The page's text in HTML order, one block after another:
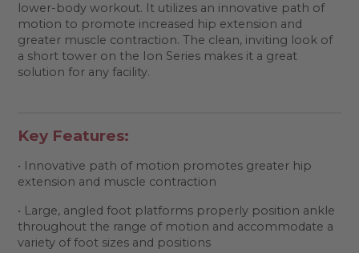
lower-body workout. It utilizes an innovative path of
motion to promote increased hip extension and
greater muscle contraction. The clean, inviting look of
a short tower on the Ion Series makes it a great
solution for any facility.
Key Features:
• Innovative path of motion promotes greater hip
extension and muscle contraction
• Large, angled foot platforms properly position ankle
throughout the range of motion and accommodate a
variety of foot sizes and positions